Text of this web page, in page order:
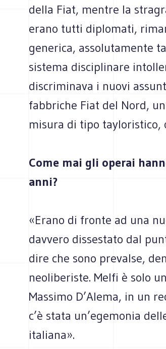
della Fiat, mentre la
erano tutti diplomati,
generica, assolutamente
sistema disciplinare
discriminava i nuovi
fabbriche Fiat del Nord,
misura di tipo tayloristico,
Come mai gli operai
anni?
«Erano di fronte ad una
davvero dissestato dal
dire che sono prevalse,
neoliberiste. Melfi è solo
Massimo D’Alema, in un
c’è stata un’egemonia
italiana».